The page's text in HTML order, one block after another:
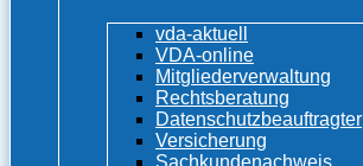
vda-aktuell
VDA-online
Mitgliederverwaltung
Rechtsberatung
Datenschutzbeauftragter
Versicherung
Sachkundenachweis